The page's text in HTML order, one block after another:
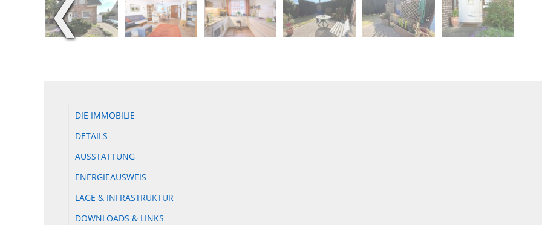
❮
DIE IMMOBILIE
DETAILS
AUSSTATTUNG
ENERGIEAUSWEIS
LAGE & INFRASTRUKTUR
DOWNLOADS & LINKS